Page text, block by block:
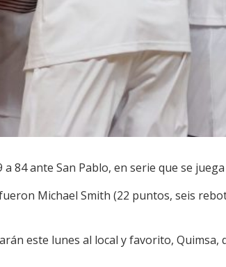
a 84 ante San Pablo, en serie que se
Michael Smith (22 puntos, seis
este lunes al local y favorito, Quimsa,